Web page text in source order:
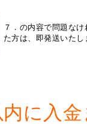
７．の内容で問題な
た方は、即発送いたし
に入